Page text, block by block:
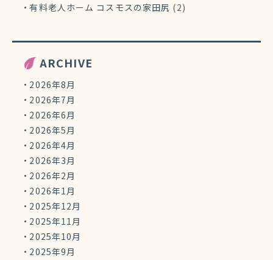
有料老人ホーム コスモスの家田尻 (2)
ARCHIVE
2026年8月
2026年7月
2026年6月
2026年5月
2026年4月
2026年3月
2026年2月
2026年1月
2025年12月
2025年11月
2025年10月
2025年9月